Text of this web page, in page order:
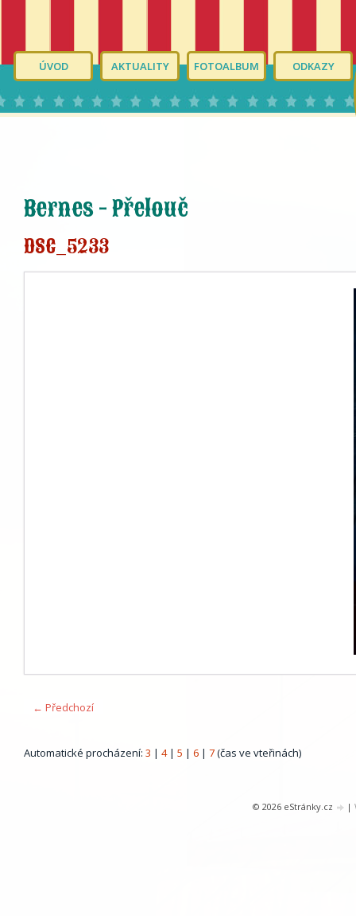
ÚVOD AKTUALITY FOTOALBUM ODKAZY
Bernes - Přelouč
DSC_5233
← Předchozí
Automatické procházení: 3 | 4| 5 | 6 | 7(čas ve vteřinách)
© 2026 eStránky.cz |